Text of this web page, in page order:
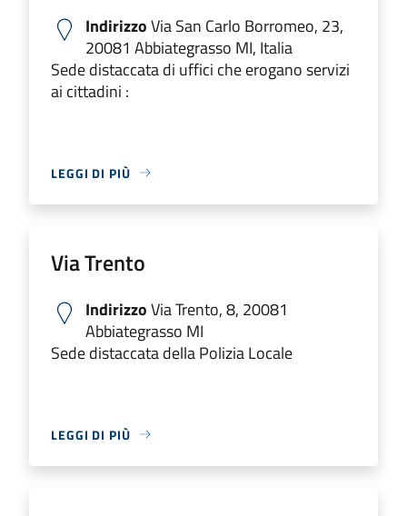
IndirizzoVia San Carlo Borromeo, 23,
20081 Abbiategrasso MI, Italia
Sede distaccata di uffici che erogano servizi
ai cittadini :
LEGGI DI PIÙ
Via Trento
IndirizzoVia Trento, 8, 20081
Abbiategrasso MI
Sede distaccata della Polizia Locale
LEGGI DI PIÙ